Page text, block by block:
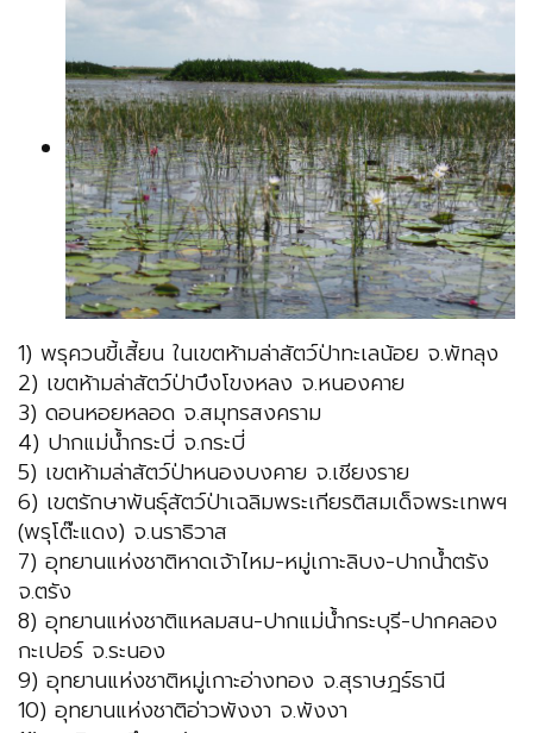
1) พรุควนขี้เสี้ยน ในเขตห้ามล่าสัตว์ป่าทะเลน้อย จ.พัทลุง
2) เขตห้ามล่าสัตว์ป่าบึงโขงหลง จ.หนองคาย
3) ดอนหอยหลอด จ.สมุทรสงคราม
4) ปากแม่น้ำกระบี่ จ.กระบี่
5) เขตห้ามล่าสัตว์ป่าหนองบงคาย จ.เชียงราย
6) เขตรักษาพันธุ์สัตว์ป่าเฉลิมพระเกียรติสมเด็จพระเทพฯ
(พรุโต๊ะแดง) จ.นราธิวาส
7) อุทยานแห่งชาติหาดเจ้าไหม-หมู่เกาะลิบง-ปากน้ำตรัง
จ.ตรัง
8) อุทยานแห่งชาติแหลมสน-ปากแม่น้ำกระบุรี-ปากคลอง
กะเปอร์ จ.ระนอง
9) อุทยานแห่งชาติหมู่เกาะอ่างทอง จ.สุราษฎร์ธานี
10) อุทยานแห่งชาติอ่าวพังงา จ.พังงา